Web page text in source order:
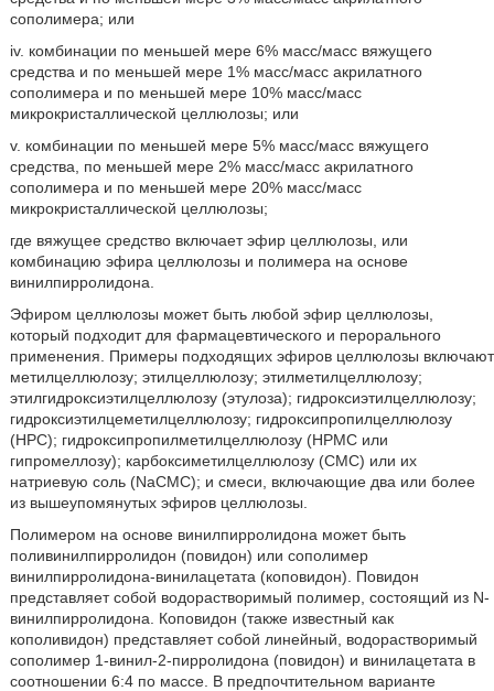
сополимера; или
iv. комбинации по меньшей мере 6% масс/масс вяжущего
средства и по меньшей мере 1% масс/масс акрилатного
сополимера и по меньшей мере 10% масс/масс
микрокристаллической целлюлозы; или
v. комбинации по меньшей мере 5% масс/масс вяжущего
средства, по меньшей мере 2% масс/масс акрилатного
сополимера и по меньшей мере 20% масс/масс
микрокристаллической целлюлозы;
где вяжущее средство включает эфир целлюлозы, или
комбинацию эфира целлюлозы и полимера на основе
винилпирролидона.
Эфиром целлюлозы может быть любой эфир целлюлозы,
который подходит для фармацевтического и перорального
применения. Примеры подходящих эфиров целлюлозы включают
метилцеллюлозу; этилцеллюлозу; этилметилцеллюлозу;
этилгидроксиэтилцеллюлозу (этулоза); гидроксиэтилцеллюлозу;
гидроксиэтилцеметилцеллюлозу; гидроксипропилцеллюлозу
(HPC); гидроксипропилметилцеллюлозу (HPMC или
гипромеллозу); карбоксиметилцеллюлозу (CMC) или их
натриевую соль (NaCMC); и смеси, включающие два или более
из вышеупомянутых эфиров целлюлозы.
Полимером на основе винилпирролидона может быть
поливинилпирролидон (повидон) или сополимер
винилпирролидона-винилацетата (коповидон). Повидон
представляет собой водорастворимый полимер, состоящий из N-
винилпирролидона. Коповидон (также известный как
кополивидон) представляет собой линейный, водорастворимый
сополимер 1-винил-2-пирролидона (повидон) и винилацетата в
соотношении 6:4 по массе. В предпочтительном варианте